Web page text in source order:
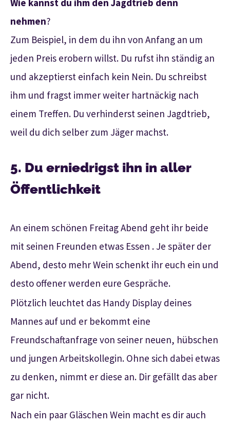
Wie kannst du ihm den Jagdtrieb denn
nehmen?
Zum Beispiel, in dem du ihn von Anfang an um
jeden Preis erobern willst. Du rufst ihn ständig an
und akzeptierst einfach kein Nein. Du schreibst
ihm und fragst immer weiter hartnäckig nach
einem Treffen. Du verhinderst seinen Jagdtrieb,
weil du dich selber zum Jäger machst.
5. Du erniedrigst ihn in aller
Öffentlichkeit
An einem schönen Freitag Abend geht ihr beide
mit seinen Freunden etwas Essen . Je später der
Abend, desto mehr Wein schenkt ihr euch ein und
desto offener werden eure Gespräche.
Plötzlich leuchtet das Handy Display deines
Mannes auf und er bekommt eine
Freundschaftanfrage von seiner neuen, hübschen
und jungen Arbeitskollegin. Ohne sich dabei etwas
zu denken, nimmt er diese an. Dir gefällt das aber
gar nicht.
Nach ein paar Gläschen Wein macht es dir auch